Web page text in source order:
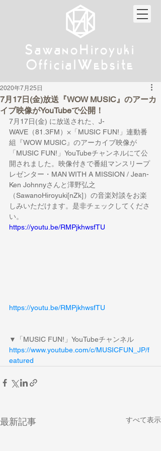
Sa wanoHiroyuki
Official W ebsite
Sa wanoHiroyuki
Official W ebsite
7月17日(金)放送『WOW MUSIC』のアーカ
イブ映像がYouTubeで公開！
2020年7月25日
7月17日(金) に放送された、J-
WAVE（81.3FM）×「MUSIC FUN!」連動番
組『WOW MUSIC』のアーカイブ映像が
「MUSIC FUN!」YouTubeチャンネルにて公
開されました。映像付きで番組マンスリープ
レゼンター・MAN WITH A MISSION / Jean-
Ken Johnnyさんと澤野弘之
（SawanoHiroyuki[nZk]）の音楽対談をお楽
しみいただけます。是非チェックしてくださ
い。
https://youtu.be/RMPjkhwsfTU
https://youtu.be/RMPjkhwsfTU
▼「MUSIC FUN!」YouTubeチャンネル
https://www.youtube.com/c/MUSICFUN_JP/f
eatured
最新記事 すべて表示